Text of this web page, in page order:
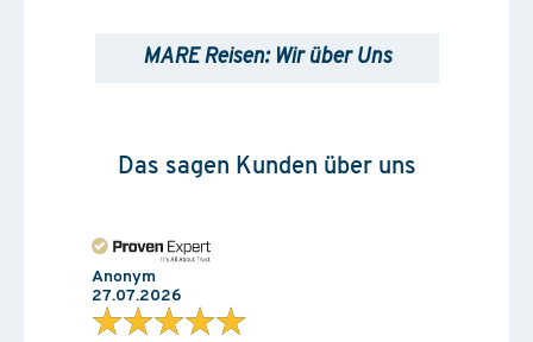
MARE Reisen: Wir über Uns
Das sagen Kunden über uns
Anonym
27.07.2026
★★★★★